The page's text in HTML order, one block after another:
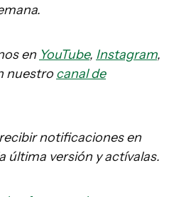
en YouTube, Instagram,
nuestro canal de
notificaciones en
última versión y actívalas.